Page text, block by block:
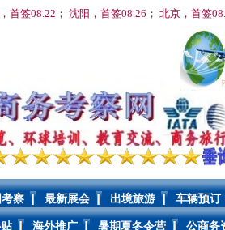
首签08.22； 沈阳，首签08.26； 北京，首签08
察 最新展会 出境旅游 车辆预订
海外推广 暑期夏冬令营 公商务